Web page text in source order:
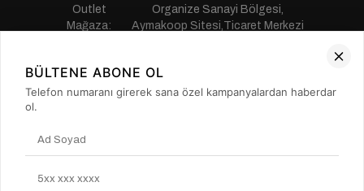
Outlet
Mağaza:
Organize Sanayi Bölgesi,
Aymakoop Sitesi,Ticaret Merkezi
Telefon:
0850 441 55 77
E-mail:
musterihizmetleri@saillakers.com.tr
MÜŞTERİ HİZMETLERİ
BÜLTENE ABONE OL
Telefon numaranı girerek sana özel kampanyalardan haberdar
ol.